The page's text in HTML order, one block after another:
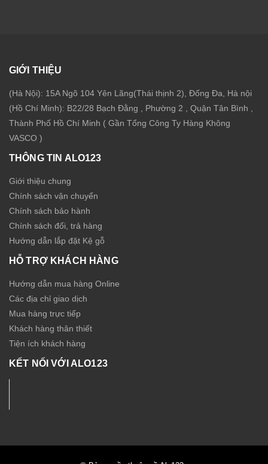
GIỚI THIỆU
(Hà Nội): 15A Ngõ 104 Yên Lãng(Thái thịnh 2), Đống Đa, Hà nội
(Hồ Chí Minh): B22/28 Bạch Đằng , Phường 2 , Quận Tân Bình ,
Thành Phố Hồ Chí Minh ( Gần Tổng Công Ty Hàng Không
VASCO )
THÔNG TIN ALO123
Giới thiệu chung
Chính sách vận chuyển
Chính sách bảo hành
Chính sách đổi, trả hàng
Hướng dẫn lắp đặt Kệ gỗ
HỖ TRỢ KHÁCH HÀNG
Hướng dẫn mua hàng Online
Các địa chỉ giao dịch
Mua hàng trực tiếp
Khách hàng thân thiết
Tiện ích khách hàng
KẾT NỐI VỚI ALO123